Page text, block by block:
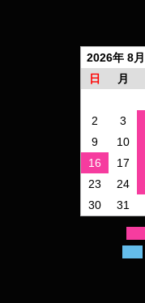
2026年 8月
日
月
2
3
9
10
16
17
23
24
30
31